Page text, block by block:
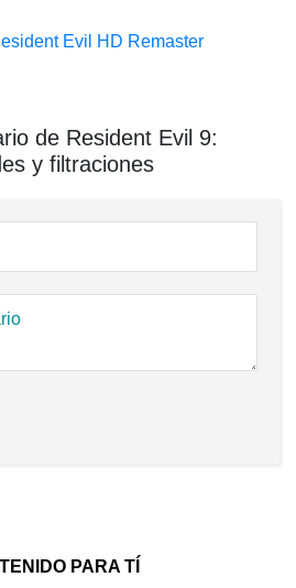
Evil HD Remaster
de Resident Evil 9:
y filtraciones
PARA TÍ